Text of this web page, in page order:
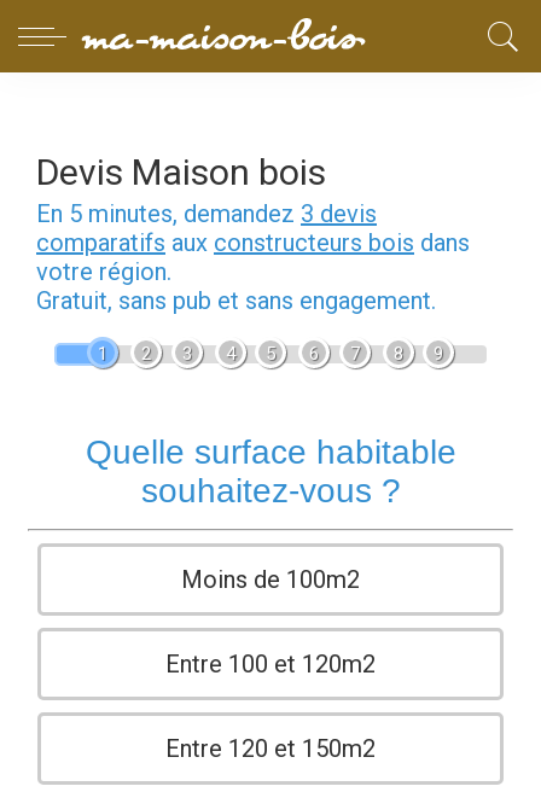
Devis Maison bois
En 5 minutes, demandez 3 devis
comparatifs aux constructeurs bois dans
votre région.
Gratuit, sans pub et sans engagement.
1 2 3 4 5 6 7 8 9
Quelle surface habitable
souhaitez-vous ?
Moins de 100m2
Entre 100 et 120m2
Entre 120 et 150m2